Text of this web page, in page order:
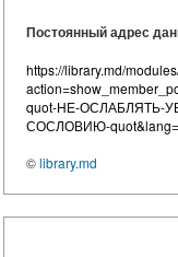
Постоянный адрес
https://library.md/
quot-НЕ-ОСЛАБЛЯТЬ-
СОСЛОВИЮ-
©library.md